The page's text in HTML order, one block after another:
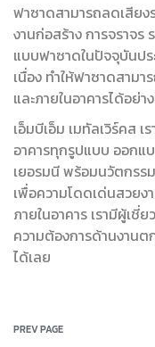
ฟาซาดสามารถลดเสียง
งานก่อสร้าง การจราจร
แบบฟาซาดในปัจจุบันป
เนื่อง ทำให้ฟาซาดสาม
และภายในอาคารได้อย่
เอ็มบีเอ็ม เมทัลเวิร์คส
อาคารทุกรูปแบบ ออก
เยอรมนี พร้อมนวัตกร
เพื่อความโดดเด่นสวยง
ภายในอาคาร เรามีผู้เ
ความต้องการด้านงาน
ได้เลย
PREV PAGE